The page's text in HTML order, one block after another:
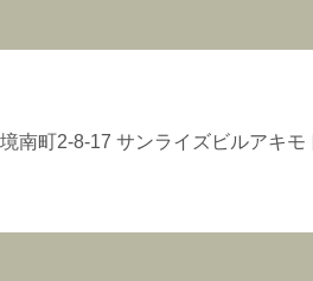
南町2-8-17 サンライズビルアキモ